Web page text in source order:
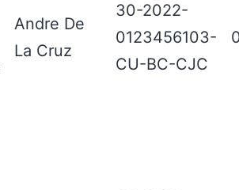
Andre De
La Cruz
30-2022-
0123456103-
CU-BC-CJC